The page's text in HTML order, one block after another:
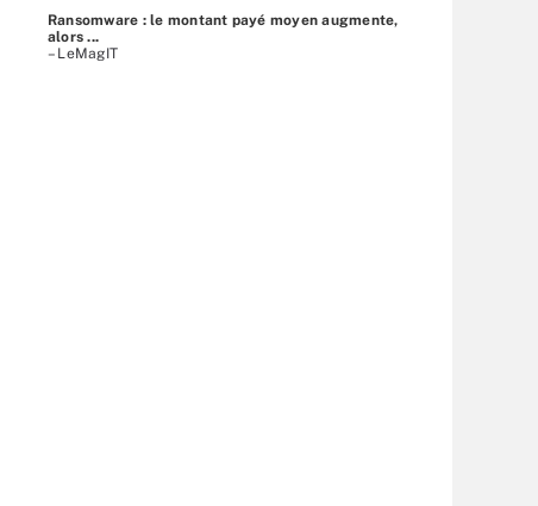
Ransomware : le montant payé moyen augmente,
alors ...
– LeMagIT